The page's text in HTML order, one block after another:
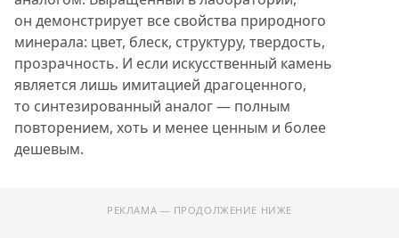
он демонстрирует все свойства природного
минерала: цвет, блеск, структуру, твердость,
прозрачность. И если искусственный камень
является лишь имитацией драгоценного,
то синтезированный аналог — полным
повторением, хоть и менее ценным и более
дешевым.
РЕКЛАМА — ПРОДОЛЖЕНИЕ НИЖЕ